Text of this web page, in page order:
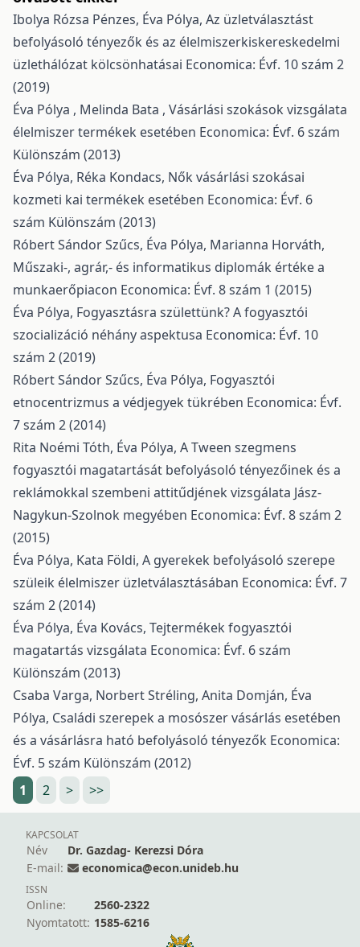
Ibolya Rózsa Pénzes, Éva Pólya, Az üzletválasztást
befolyásoló tényezők és az élelmiszerkiskereskedelmi
üzlethálózat kölcsönhatásai Economica: Évf. 10 szám 2
(2019)
Éva Pólya , Melinda Bata , Vásárlási szokások vizsgálata
élelmiszer termékek esetében Economica: Évf. 6 szám
Különszám (2013)
Éva Pólya, Réka Kondacs, Nők vásárlási szokásai
kozmeti kai termékek esetében Economica: Évf. 6
szám Különszám (2013)
Róbert Sándor Szűcs, Éva Pólya, Marianna Horváth,
Műszaki-, agrár,- és informatikus diplomák értéke a
munkaerőpiacon Economica: Évf. 8 szám 1 (2015)
Éva Pólya, Fogyasztásra születtünk? A fogyasztói
szocializáció néhány aspektusa Economica: Évf. 10
szám 2 (2019)
Róbert Sándor Szűcs, Éva Pólya, Fogyasztói
etnocentrizmus a védjegyek tükrében Economica: Évf.
7 szám 2 (2014)
Rita Noémi Tóth, Éva Pólya, A Tween szegmens
fogyasztói magatartását befolyásoló tényezőinek és a
reklámokkal szembeni attitűdjének vizsgálata Jász-
Nagykun-Szolnok megyében Economica: Évf. 8 szám 2
(2015)
Éva Pólya, Kata Földi, A gyerekek befolyásoló szerepe
szüleik élelmiszer üzletválasztásában Economica: Évf. 7
szám 2 (2014)
Éva Pólya, Éva Kovács, Tejtermékek fogyasztói
magatartás vizsgálata Economica: Évf. 6 szám
Különszám (2013)
Csaba Varga, Norbert Stréling, Anita Domján, Éva
Pólya, Családi szerepek a mosószer vásárlás esetében
és a vásárlásra ható befolyásoló tényezők Economica:
Évf. 5 szám Különszám (2012)
1
2 > >>
KAPCSOLAT
Név
Dr. Gazdag- Kerezsi Dóra
E-mail:
economica@econ.unideb.hu
ISSN
Online:
2560-2322
Nyomtatott: 1585-6216